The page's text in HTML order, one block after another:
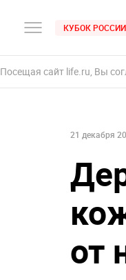
КУБОК
Посещая сайт life.ru, Вы
21 декабря
от